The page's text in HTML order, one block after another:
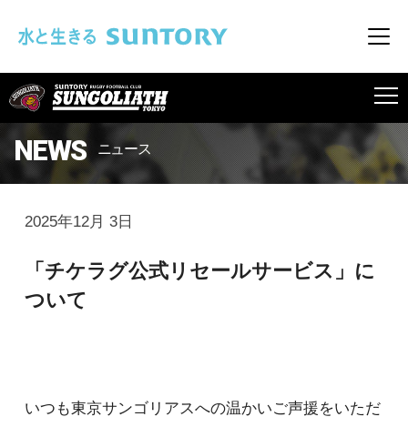
メ
NEWS ニュース
2025年12月 3日
「チケラグ公式リセールサービス」に
ついて
いつも東京サンゴリアスへの温かいご声援をいただ